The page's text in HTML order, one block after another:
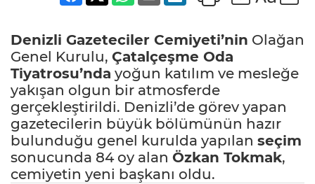
Denizli Gazeteciler Cemiyeti’nin Olağan
Genel Kurulu, Çatalçeşme Oda
Tiyatrosu’nda yoğun katılım ve mesleğe
yakışan olgun bir atmosferde
gerçekleştirildi. Denizli’de görev yapan
gazetecilerin büyük bölümünün hazır
bulunduğu genel kurulda yapılan seçim
sonucunda 84 oy alan Özkan Tokmak,
cemiyetin yeni başkanı oldu.